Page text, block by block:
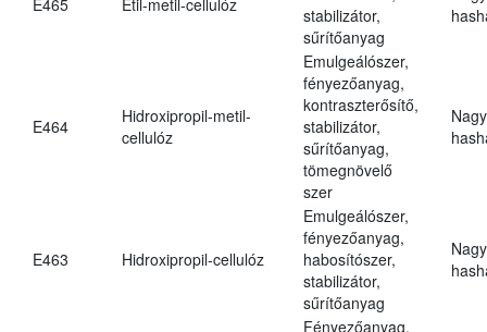
stabilizátor,
sűrítőanyag
E464
Hidroxipropil-metil-
cellulóz
Emulgeálószer,
fényezőanyag,
kontraszterősítő,
stabilizátor,
sűrítőanyag,
tömegnövelő
szer
E463 Hidroxipropil-cellulóz
Emulgeálószer,
fényezőanyag,
habosítószer,
stabilizátor,
sűrítőanyag
Fényezőanyag,